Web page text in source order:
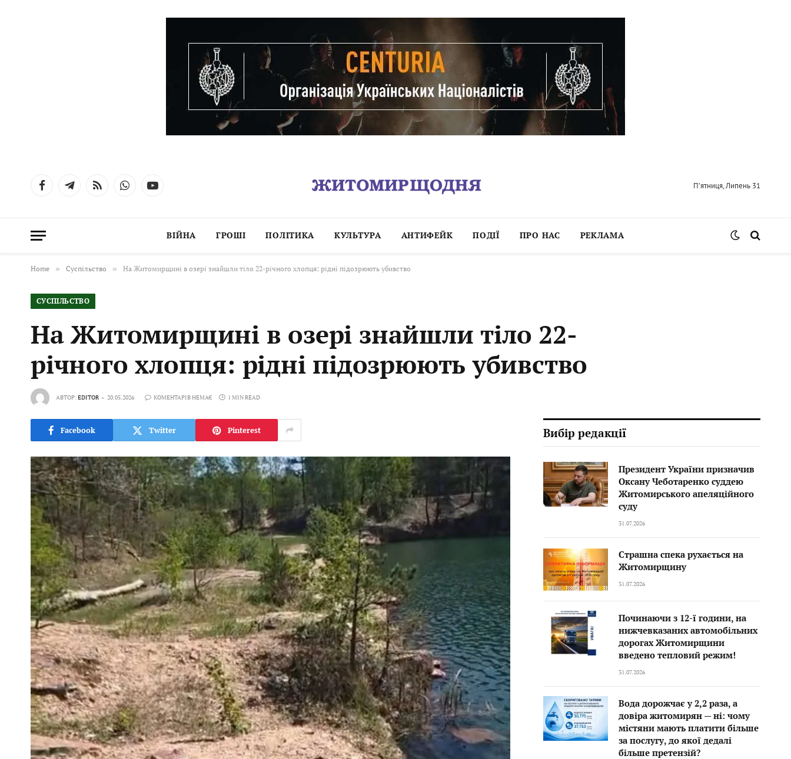
FacebookTelegramRSS WhatsAppYouTube П’ятниця, Липень 31
ВІЙНА ГРОШІ ПОЛІТИКА КУЛЬТУРА АНТИФЕЙК ПОДІЇ ПРО НАС РЕКЛАМА
Home » Суспільство » На Житомирщині в озері знайшли тіло 22-річного хлопця: рідні підозрюють убивство
СУСПІЛЬСТВО
На Житомирщині в озері знайшли тіло 22-
річного хлопця: рідні підозрюють убивство
АВТОР:EDITOR 20.05.2026 КОМЕНТАРІВ НЕМАЄ 1 MIN READ
Facebook Twitter Pinterest Вибір редакції
Президент України призначив
Оксану Чеботаренко суддею
Житомирського апеляційного
суду
31.07.2026
Страшна спека рухається на
Житомирщину
31.07.2026
Починаючи з 12-ї години, на
нижчевказаних автомобільних
дорогах Житомирщини
введено тепловий режим!
31.07.2026
Вода дорожчає у 2,2 раза, а
довіра житомирян — ні: чому
містяни мають платити більше
за послугу, до якої дедалі
більше претензій?